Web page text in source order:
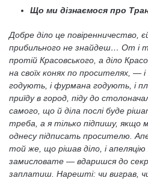
Що ми дізнаємося про
Добре діло це повіренничество,
прибильного не знайдеш… От і
протій Красовського, а діло
на своїх конях по просителях, —
годують, і фурмана годують, і
приїду в город, піду до
самого, що й діла послі буде
треба, а я тілько підпишу, якщо
однесу підписать просителю.
той же, що рішав діло, і
замисловате — вдаришся до
заплатиш. Нарешті: чи виграв,